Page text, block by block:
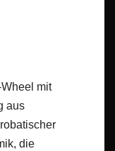
mit
aus
die